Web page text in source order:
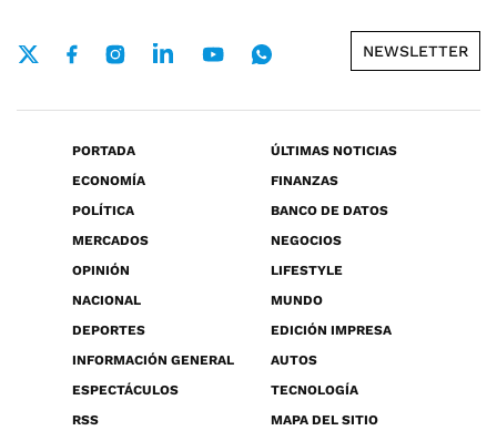
NEWSLETTER
PORTADA
ÚLTIMAS NOTICIAS
ECONOMÍA
FINANZAS
POLÍTICA
BANCO DE DATOS
MERCADOS
NEGOCIOS
OPINIÓN
LIFESTYLE
NACIONAL
MUNDO
DEPORTES
EDICIÓN IMPRESA
INFORMACIÓN GENERAL
AUTOS
ESPECTÁCULOS
TECNOLOGÍA
RSS
MAPA DEL SITIO